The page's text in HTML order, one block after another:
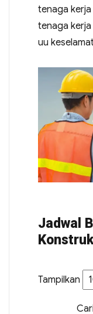
tenaga
tenaga
uu
Jadwal
Tampilkan